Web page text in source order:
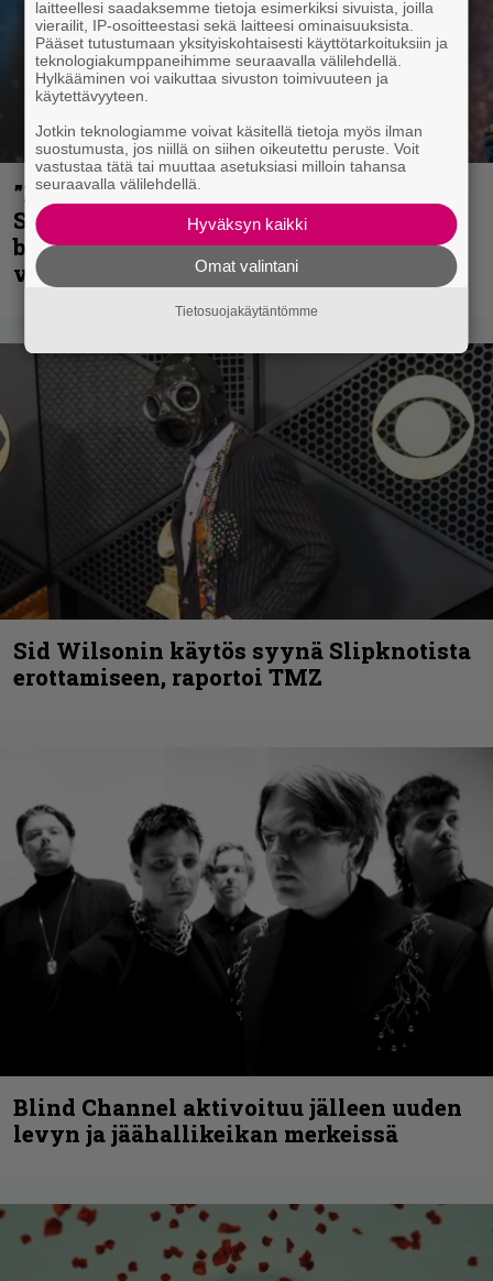
”He ovat tuoneet soittoon jotain uutta” –
Sepulturan Andreas Kisser nimeää
bändin, jonka riffit ovat tehneet
vaikutuksen
Sid Wilsonin käytös syynä Slipknotista
erottamiseen, raportoi TMZ
Blind Channel aktivoituu jälleen uuden
levyn ja jäähallikeikan merkeissä
laitteellesi saadaksemme tietoja esimerkiksi sivuista, joilla
vierailit, IP-osoitteestasi sekä laitteesi ominaisuuksista.
Pääset tutustumaan yksityiskohtaisesti käyttötarkoituksiin ja
teknologiakumppaneihimme seuraavalla välilehdellä.
Hylkääminen voi vaikuttaa sivuston toimivuuteen ja
käytettävyyteen.
Jotkin teknologiamme voivat käsitellä tietoja myös ilman
suostumusta, jos niillä on siihen oikeutettu peruste. Voit
vastustaa tätä tai muuttaa asetuksiasi milloin tahansa
seuraavalla välilehdellä.
Hyväksyn kaikki
Omat valintani
Tietosuojakäytäntömme